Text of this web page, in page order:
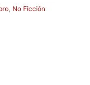
, No Ficción